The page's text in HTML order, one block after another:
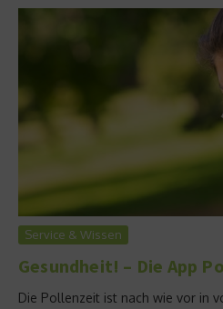
Service & Wissen
Gesundheit! – Die App
Die Pollenzeit ist nach wie vor in